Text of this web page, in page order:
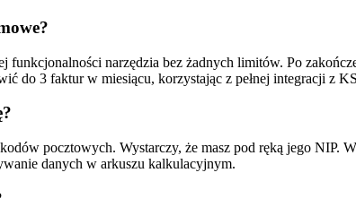
funkcjonalności narzędzia bez żadnych limitów. Po
do 3 faktur w miesiącu, korzystając z pełnej integracji z
pocztowych. Wystarczy, że masz pod ręką jego NIP.
danych w arkuszu kalkulacyjnym.